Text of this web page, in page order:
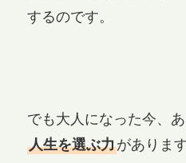
するのです。
でも大人になった今、
人生を選ぶ力があります